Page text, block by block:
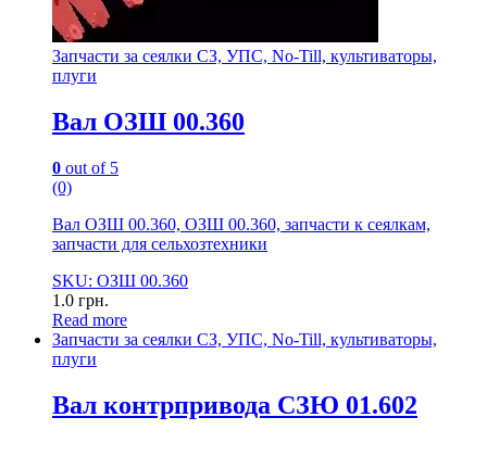
Запчасти за сеялки СЗ, УПС, No-Till, культиваторы,
плуги
Вал ОЗШ 00.360
0 out of 5
(0)
Вал ОЗШ 00.360, ОЗШ 00.360, запчасти к сеялкам,
запчасти для сельхозтехники
SKU: ОЗШ 00.360
1.0 грн.
Read more
Запчасти за сеялки СЗ, УПС, No-Till, культиваторы,
плуги
Вал контрпривода СЗЮ 01.602